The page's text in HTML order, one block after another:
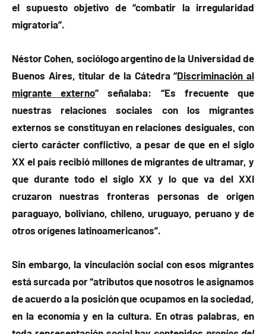
el supuesto objetivo de “combatir la irregularidad
migratoria”.
Néstor Cohen, sociólogo argentino de la Universidad de
Buenos Aires, titular de la Cátedra “Discriminación al
migrante externo” señalaba: “Es frecuente que
nuestras relaciones sociales con los migrantes
externos se constituyan en relaciones desiguales, con
cierto carácter conflictivo, a pesar de que en el siglo
XX el país recibió millones de migrantes de ultramar, y
que durante todo el siglo XX y lo que va del XXI
cruzaron nuestras fronteras personas de origen
paraguayo, boliviano, chileno, uruguayo, peruano y de
otros orígenes latinoamericanos”.
Sin embargo, la vinculación social con esos migrantes
está surcada por “atributos que nosotros le asignamos
de acuerdo a la posición que ocupamos en la sociedad,
en la economía y en la cultura. En otras palabras, en